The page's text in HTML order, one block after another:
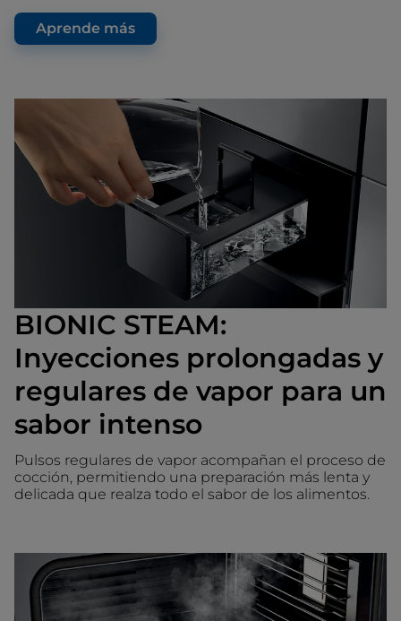
Aprende más
BIONIC STEAM:
Inyecciones prolongadas y
regulares de vapor para un
sabor intenso
Pulsos regulares de vapor acompañan el proceso de
cocción, permitiendo una preparación más lenta y
delicada que realza todo el sabor de los alimentos.